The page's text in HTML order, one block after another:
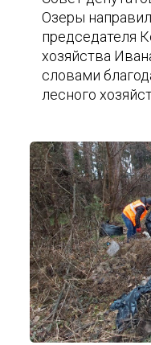
Озеры
председателя
хозяйства
словами
лесного